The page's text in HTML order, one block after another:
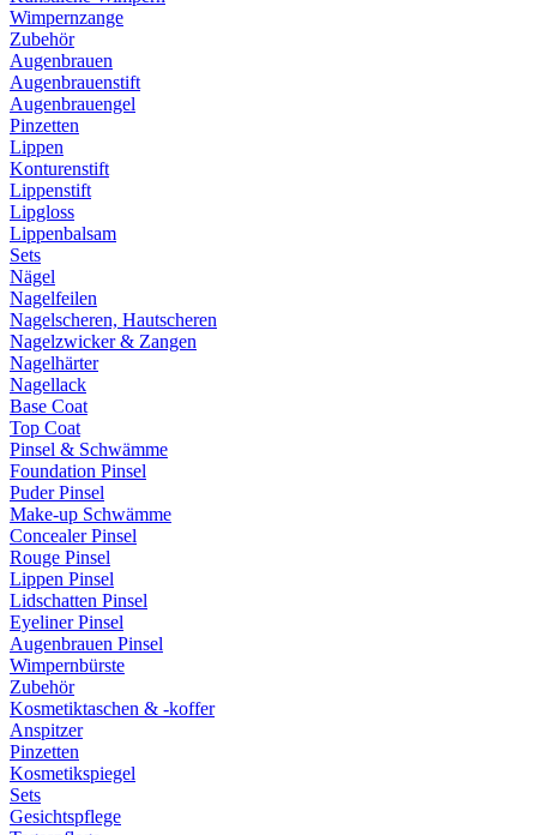
Wimpernzange
Zubehör
Augenbrauen
Augenbrauenstift
Augenbrauengel
Pinzetten
Lippen
Konturenstift
Lippenstift
Lipgloss
Lippenbalsam
Sets
Nägel
Nagelfeilen
Nagelscheren, Hautscheren
Nagelzwicker & Zangen
Nagelhärter
Nagellack
Base Coat
Top Coat
Pinsel & Schwämme
Foundation Pinsel
Puder Pinsel
Make-up Schwämme
Concealer Pinsel
Rouge Pinsel
Lippen Pinsel
Lidschatten Pinsel
Eyeliner Pinsel
Augenbrauen Pinsel
Wimpernbürste
Zubehör
Kosmetiktaschen & -koffer
Anspitzer
Pinzetten
Kosmetikspiegel
Sets
Gesichtspflege